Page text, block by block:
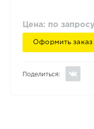
Цена: по запросу
Оформить заказ
Поделиться: